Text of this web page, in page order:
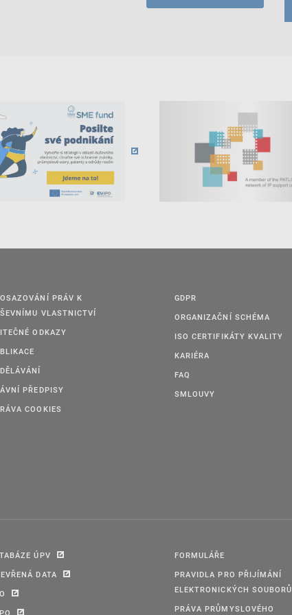
PRÁV K
VLASTNICTVÍ
ODKAZY
PŘEDPISY
COOKIES
GDPR
ORGANIZAČNÍ SCHÉMA
ISO CERTIFIKÁTY KVALITY
KARIÉRA
FAQ
SMLOUVY
ÚPV
DATA
FORMULÁŘE
PRAVIDLA PRO PŘIJÍMÁNÍ
ELEKTRONICKÝCH SOUBORŮ
PRÁVA PRŮMYSLOVÉHO